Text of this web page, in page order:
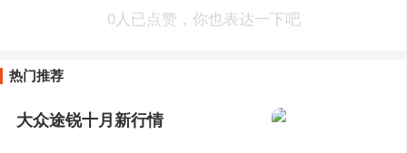
0人已点赞，你也表达一下吧
热门推荐
大众途锐十月新行情